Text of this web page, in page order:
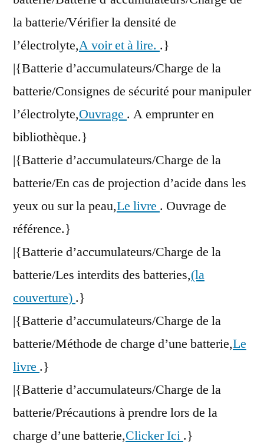
la batterie/Vérifier la densité de
l’électrolyte,A voir et à lire. .}
|{Batterie d’accumulateurs/Charge de la
batterie/Consignes de sécurité pour manipuler
l’électrolyte,Ouvrage . A emprunter en
bibliothèque.}
|{Batterie d’accumulateurs/Charge de la
batterie/En cas de projection d’acide dans les
yeux ou sur la peau,Le livre . Ouvrage de
référence.}
|{Batterie d’accumulateurs/Charge de la
batterie/Les interdits des batteries,(la
couverture) .}
|{Batterie d’accumulateurs/Charge de la
batterie/Méthode de charge d’une batterie,Le
livre .}
|{Batterie d’accumulateurs/Charge de la
batterie/Précautions à prendre lors de la
charge d’une batterie,Clicker Ici .}